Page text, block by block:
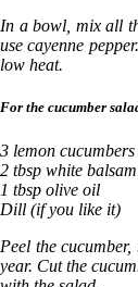
In a bowl, mix all
use cayenne
low heat.
For the cucumber
3 lemon cucumbers
2 tbsp white
1 tbsp olive oil
Dill (if you like it)
Peel the
year. Cut the